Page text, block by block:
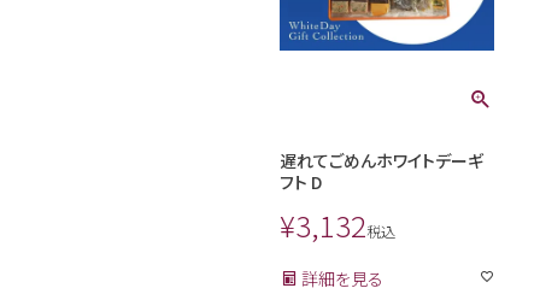
遅れてごめんホワイトデーギ
フト D
¥3,132税込
詳細を見る